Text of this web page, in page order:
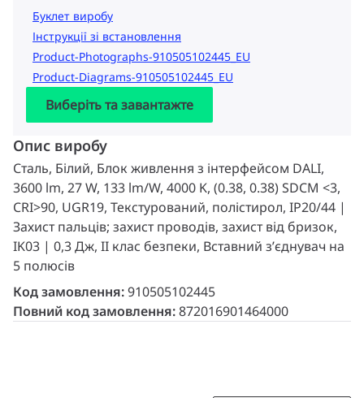
Буклет виробу
Інструкції зі встановлення
Product-Photographs-910505102445_EU
Product-Diagrams-910505102445_EU
Виберіть та завантажте
Опис виробу
Сталь, Білий, Блок живлення з інтерфейсом DALI,
3600 lm, 27 W, 133 lm/W, 4000 K, (0.38, 0.38) SDCM <3,
CRI>90, UGR19, Текстурований, полістирол, IP20/44 |
Захист пальців; захист проводів, захист від бризок,
IK03 | 0,3 Дж, II клас безпеки, Вставний з’єднувач на
5 полюсів
Код замовлення:910505102445
Повний код замовлення:872016901464000